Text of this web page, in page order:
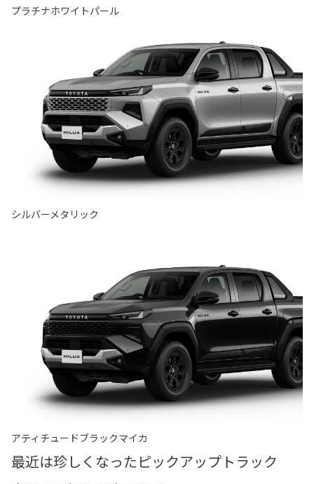
プラチナホワイトパール
シルバーメタリック
アティチュードブラックマイカ
最近は珍しくなったピックアップトラック